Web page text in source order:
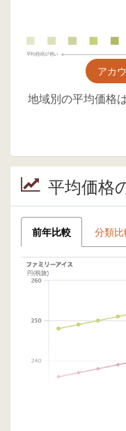
アカ
地域別の平均価格
平均価格
前年比較 分類比